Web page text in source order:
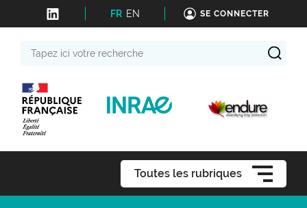
FR EN SE CONNECTER
recherche
Toutes les rubriques